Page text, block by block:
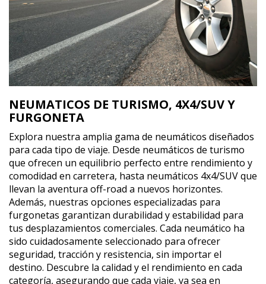
NEUMATICOS DE TURISMO, 4X4/SUV Y
FURGONETA
Explora nuestra amplia gama de neumáticos diseñados
para cada tipo de viaje. Desde neumáticos de turismo
que ofrecen un equilibrio perfecto entre rendimiento y
comodidad en carretera, hasta neumáticos 4x4/SUV que
llevan la aventura off-road a nuevos horizontes.
Además, nuestras opciones especializadas para
furgonetas garantizan durabilidad y estabilidad para
tus desplazamientos comerciales. Cada neumático ha
sido cuidadosamente seleccionado para ofrecer
seguridad, tracción y resistencia, sin importar el
destino. Descubre la calidad y el rendimiento en cada
categoría, asegurando que cada viaje, ya sea en